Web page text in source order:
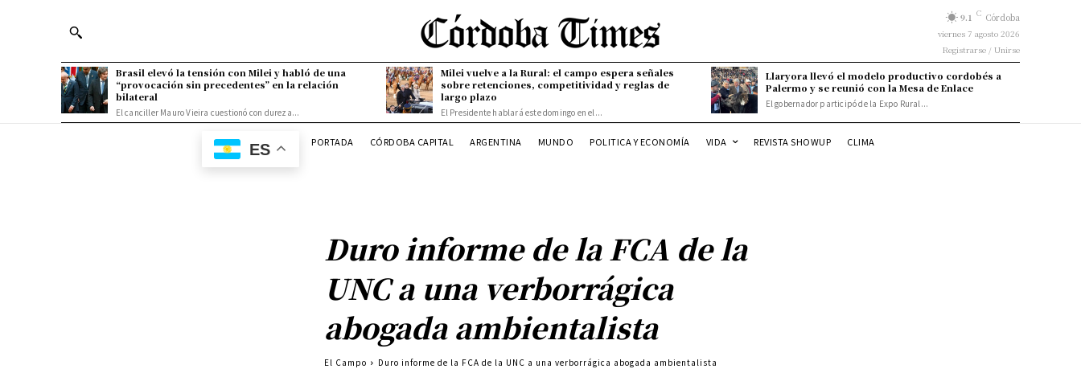
9.1 C Córdoba
viernes 7 agosto 2026
Registrarse / Unirse
Brasil elevó la tensión con Milei y habló de una
“provocación sin precedentes” en la relación
bilateral
El canciller Mauro Vieira cuestionó con dureza...
Milei vuelve a la Rural: el campo espera señales
sobre retenciones, competitividad y reglas de
largo plazo
El Presidente hablará este domingo en el...
Llaryora llevó el modelo productivo cordobés a
Palermo y se reunió con la Mesa de Enlace
El gobernador participó de la Expo Rural...
ES PORTADA CÓRDOBA CAPITAL ARGENTINA MUNDO POLITICA Y ECONOMÍA VIDA REVISTA SHOWUP CLIMA
Duro informe de la FCA de la
UNC a una verborrágica
abogada ambientalista
El Campo Duro informe de la FCA de la UNC a una verborrágica abogada ambientalista